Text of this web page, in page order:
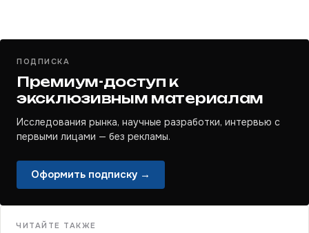
ПОДПИСКА
Премиум-доступ к
эксклюзивным материалам
Исследования рынка, научные разработки, интервью с
первыми лицами — без рекламы.
Оформить подписку →
ЧИТАЙТЕ ТАКЖЕ